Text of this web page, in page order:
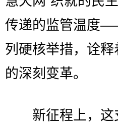
传递的监管温度
列硬核举措，诠释
的深刻变革。
新征程上，这